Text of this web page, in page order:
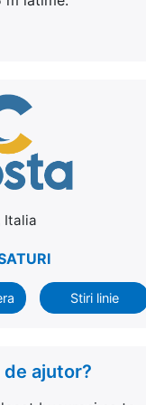
Italia
Stiri linie
ajutor?